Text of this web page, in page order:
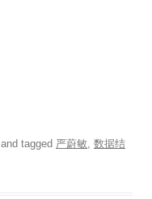
and tagged 严蔚敏, 数据结